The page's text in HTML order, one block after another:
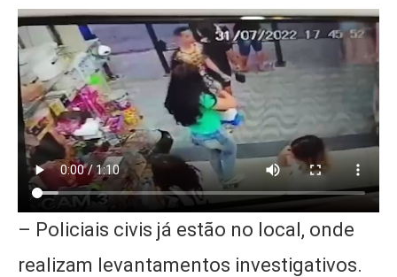
– Policiais civis já estão no local, onde
realizam levantamentos investigativos.